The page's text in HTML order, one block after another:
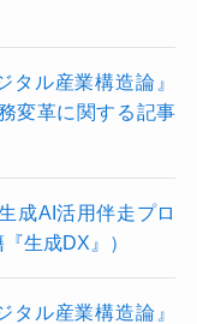
タル産業構造論』
変革に関する記事
成AI活用伴走プロ
生成DX』）
タル産業構造論』